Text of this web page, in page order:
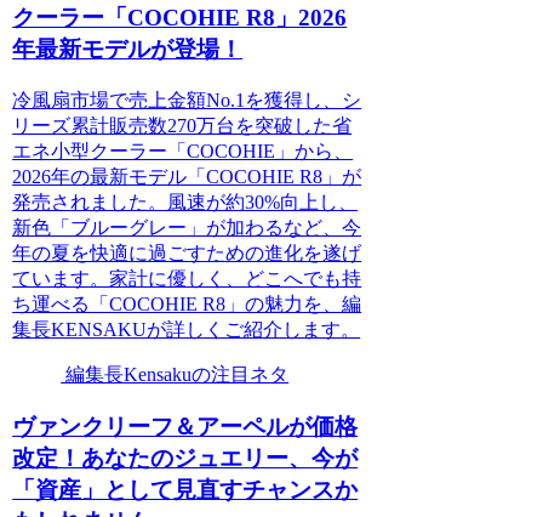
クーラー「COCOHIE R8」2026
年最新モデルが登場！
冷風扇市場で売上金額No.1を獲得し、シ
リーズ累計販売数270万台を突破した省
エネ小型クーラー「COCOHIE」から、
2026年の最新モデル「COCOHIE R8」が
発売されました。風速が約30%向上し、
新色「ブルーグレー」が加わるなど、今
年の夏を快適に過ごすための進化を遂げ
ています。家計に優しく、どこへでも持
ち運べる「COCOHIE R8」の魅力を、編
集長KENSAKUが詳しくご紹介します。
編集長Kensakuの注目ネタ
ヴァンクリーフ＆アーペルが価格
改定！あなたのジュエリー、今が
「資産」として見直すチャンスか